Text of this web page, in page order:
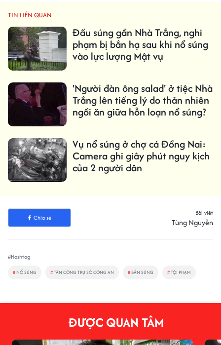
TIN LIÊN QUAN
Đấu súng gần Nhà Trắng, nghi
phạm bị bắn hạ sau khi nổ súng
vào lực lượng Mật vụ
'Người đàn ông salad' ở tiệc Nhà
Trắng lên tiếng lý do thản nhiên
ngồi ăn giữa hỗn loạn nổ súng?
Vụ nổ súng ở chợ cá Đồng Nai:
Camera ghi giây phút nguy kịch
của 2 người dân
Chia sẻ
Bài viết
Tùng Nguyễn
#Hashtag
# NỔ SÚNG #TẤN CÔNG TRỤ SỞ CÔNG AN # BẮN SÚNG #TỘI PHẠM
ĐƯỢC QUAN TÂM